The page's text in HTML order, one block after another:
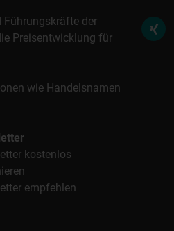
Führungskräfte der
Preisentwicklung für
wie Handelsnamen
kostenlos
empfehlen